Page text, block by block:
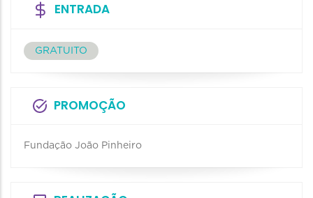
ENTRADA
GRATUITO
PROMOÇÃO
Fundação João Pinheiro